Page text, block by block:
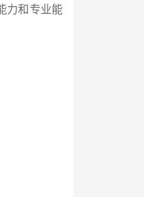
力和专业能